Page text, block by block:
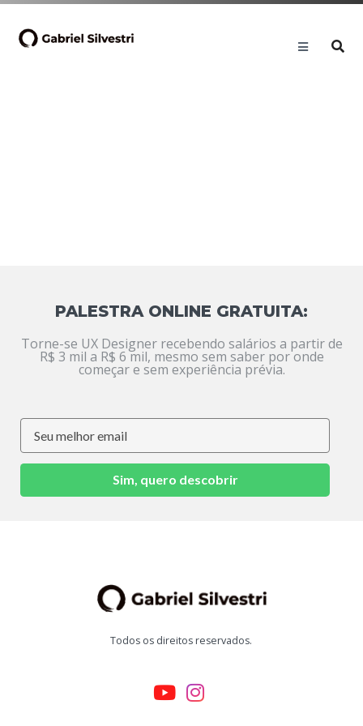
PALESTRA ONLINE GRATUITA:
Torne-se UX Designer recebendo salários a partir de
R$ 3 mil a R$ 6 mil, mesmo sem saber por onde
começar e sem experiência prévia.
Sim, quero descobrir
Todos os direitos reservados.